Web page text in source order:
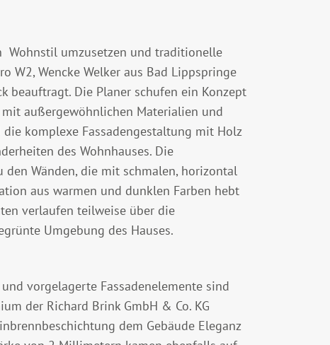
Wohnstil umzusetzen und traditionelle
W2, Wencke Welker aus Bad Lippspringe
beauftragt. Die Planer schufen ein Konzept
außergewöhnlichen Materialien und
komplexe Fassadengestaltung mit Holz
des Wohnhauses. Die
den Wänden, die mit schmalen, horizontal
aus warmen und dunklen Farben hebt
verlaufen teilweise über die
Umgebung des Hauses.
vorgelagerte Fassadenelemente sind
der Richard Brink GmbH & Co. KG
dem Gebäude Eleganz